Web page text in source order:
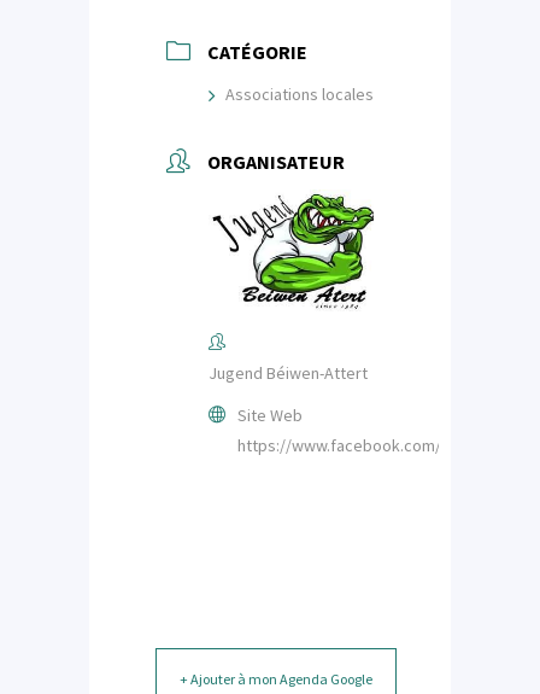
CATÉGORIE
Associations locales
ORGANISATEUR
Jugend Béiwen-Attert
Site Web
https://www.facebook.com/
+ Ajouter à mon Agenda Google